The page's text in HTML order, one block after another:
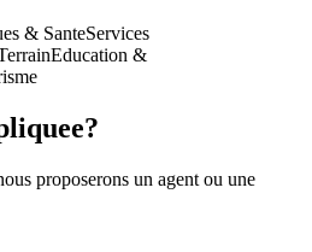
& SanteServices
Education &
proposerons un agent ou une